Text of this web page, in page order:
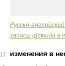
Русско-
запасы флюида в
17
изменения в